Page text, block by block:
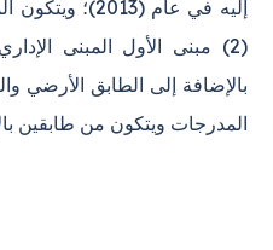
المدرجات ويتكون من طابقين